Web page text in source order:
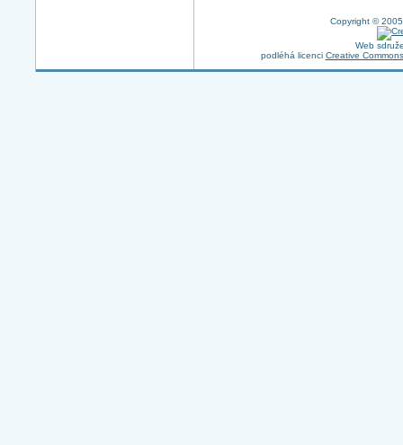
Copyright ©
Web
podléhá licenci Creative